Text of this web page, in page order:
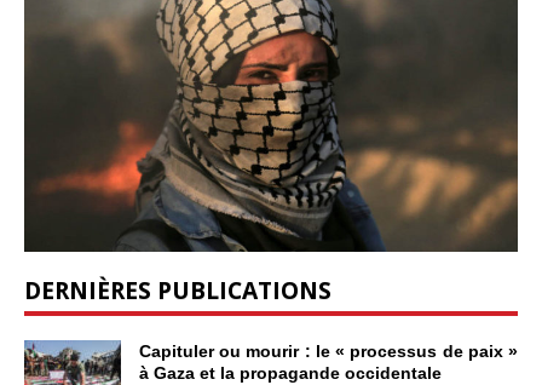
DERNIÈRES PUBLICATIONS
Capituler ou mourir : le « processus de paix »
à Gaza et la propagande occidentale